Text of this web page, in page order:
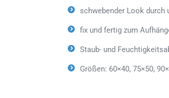
schwebender Look durch
fix und fertig zum
Staub- und
Größen: 60×40, 75×50,